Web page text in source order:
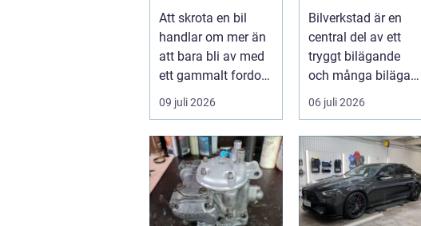
säker och
miljövänlig
skrotning
Att skrota en bil
handlar om mer än
att bara bli av med
ett gammalt fordon.
En genomtänkt
skrotning ...
09 juli 2026
Bilverkstad är en
central del av ett
tryggt bilägande
och många bilägare
letar ...
06 juli 2026